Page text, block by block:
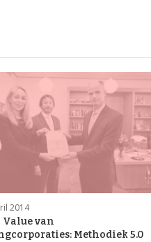
2014
Value van
Methodiek 5.0